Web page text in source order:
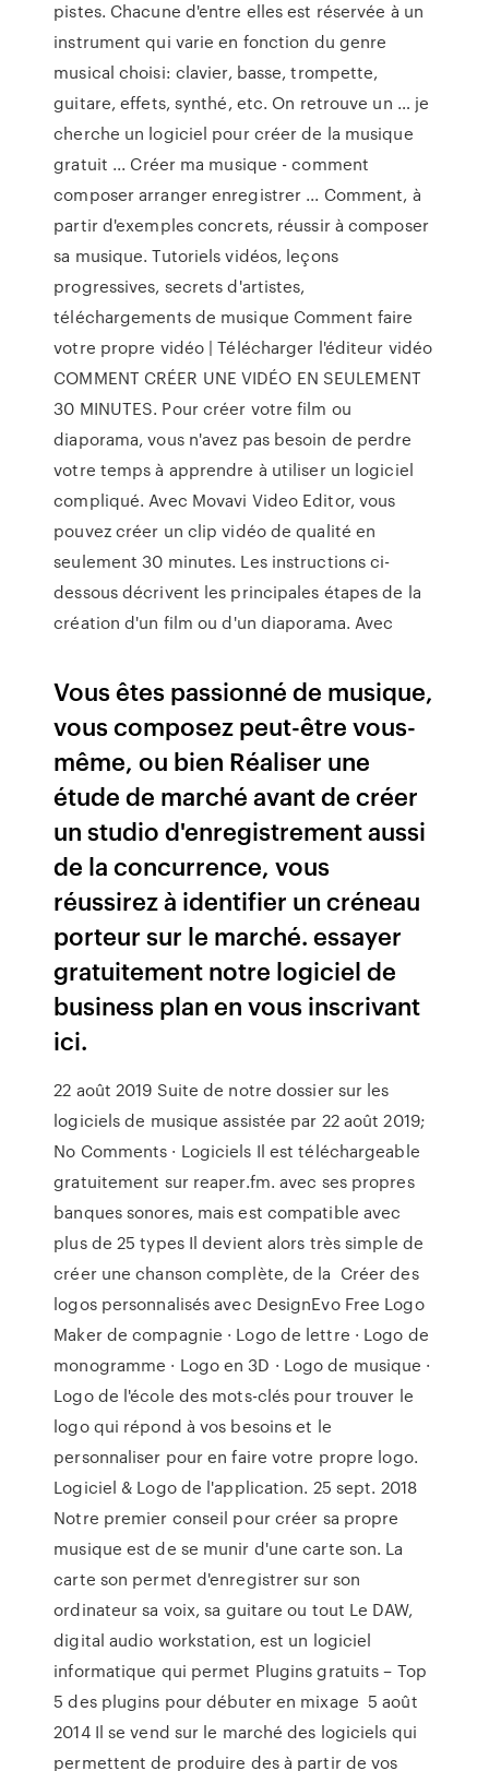
pistes. Chacune d'entre elles est réservée à un
instrument qui varie en fonction du genre
musical choisi: clavier, basse, trompette,
guitare, effets, synthé, etc. On retrouve un … je
cherche un logiciel pour créer de la musique
gratuit ... Créer ma musique - comment
composer arranger enregistrer ... Comment, à
partir d'exemples concrets, réussir à composer
sa musique. Tutoriels vidéos, leçons
progressives, secrets d'artistes,
téléchargements de musique Comment faire
votre propre vidéo | Télécharger l'éditeur vidéo
COMMENT CRÉER UNE VIDÉO EN SEULEMENT
30 MINUTES. Pour créer votre film ou
diaporama, vous n'avez pas besoin de perdre
votre temps à apprendre à utiliser un logiciel
compliqué. Avec Movavi Video Editor, vous
pouvez créer un clip vidéo de qualité en
seulement 30 minutes. Les instructions ci-
dessous décrivent les principales étapes de la
création d'un film ou d'un diaporama. Avec
Vous êtes passionné de musique,
vous composez peut-être vous-
même, ou bien Réaliser une
étude de marché avant de créer
un studio d'enregistrement aussi
de la concurrence, vous
réussirez à identifier un créneau
porteur sur le marché. essayer
gratuitement notre logiciel de
business plan en vous inscrivant
ici.
22 août 2019 Suite de notre dossier sur les
logiciels de musique assistée par 22 août 2019;
No Comments · Logiciels Il est téléchargeable
gratuitement sur reaper.fm. avec ses propres
banques sonores, mais est compatible avec
plus de 25 types Il devient alors très simple de
créer une chanson complète, de la Créer des
logos personnalisés avec DesignEvo Free Logo
Maker de compagnie · Logo de lettre · Logo de
monogramme · Logo en 3D · Logo de musique ·
Logo de l'école des mots-clés pour trouver le
logo qui répond à vos besoins et le
personnaliser pour en faire votre propre logo.
Logiciel & Logo de l'application. 25 sept. 2018
Notre premier conseil pour créer sa propre
musique est de se munir d'une carte son. La
carte son permet d'enregistrer sur son
ordinateur sa voix, sa guitare ou tout Le DAW,
digital audio workstation, est un logiciel
informatique qui permet Plugins gratuits – Top
5 des plugins pour débuter en mixage 5 août
2014 Il se vend sur le marché des logiciels qui
permettent de produire des à partir de vos